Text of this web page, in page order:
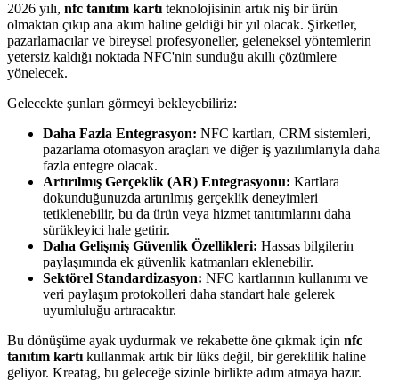
2026 yılı, nfc tanıtım kartı teknolojisinin artık niş bir ürün
olmaktan çıkıp ana akım haline geldiği bir yıl olacak. Şirketler,
pazarlamacılar ve bireysel profesyoneller, geleneksel yöntemlerin
yetersiz kaldığı noktada NFC'nin sunduğu akıllı çözümlere
yönelecek.
Gelecekte şunları görmeyi bekleyebiliriz:
Daha Fazla Entegrasyon: NFC kartları, CRM sistemleri,
pazarlama otomasyon araçları ve diğer iş yazılımlarıyla daha
fazla entegre olacak.
Artırılmış Gerçeklik (AR) Entegrasyonu: Kartlara
dokunduğunuzda artırılmış gerçeklik deneyimleri
tetiklenebilir, bu da ürün veya hizmet tanıtımlarını daha
sürükleyici hale getirir.
Daha Gelişmiş Güvenlik Özellikleri: Hassas bilgilerin
paylaşımında ek güvenlik katmanları eklenebilir.
Sektörel Standardizasyon: NFC kartlarının kullanımı ve
veri paylaşım protokolleri daha standart hale gelerek
uyumluluğu artıracaktır.
Bu dönüşüme ayak uydurmak ve rekabette öne çıkmak için nfc
tanıtım kartı kullanmak artık bir lüks değil, bir gereklilik haline
geliyor. Kreatag, bu geleceğe sizinle birlikte adım atmaya hazır.